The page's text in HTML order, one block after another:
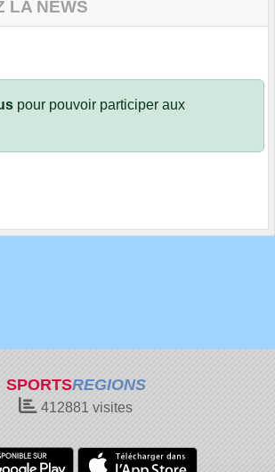
LA NEWS
pour pouvoir participer aux
SPORTSREGIONS
412881 visites